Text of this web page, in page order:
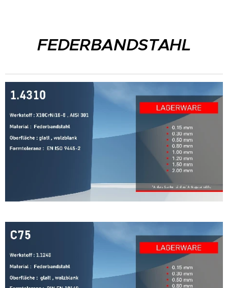
FEDERBANDSTAHL